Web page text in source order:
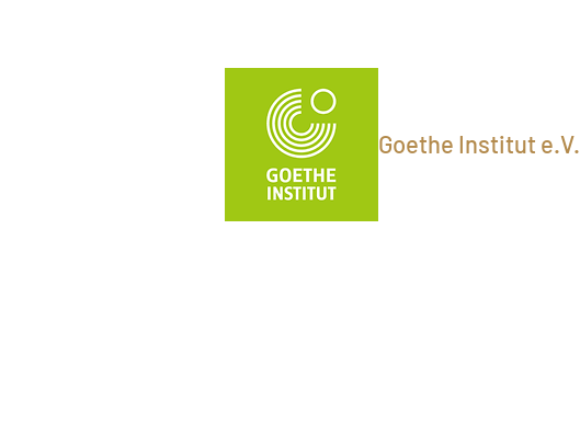
Goethe Institut e.V.